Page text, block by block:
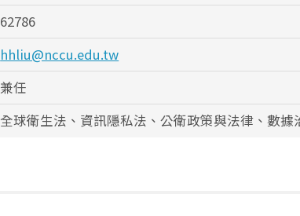
62786
hhliu@nccu.edu.tw
兼任
全球衛生法、資訊隱私法、公衛政策與法律、數